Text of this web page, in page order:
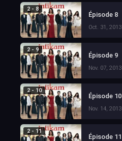
2 - 8
Épisode 8
Oct. 31, 2013
2 - 9
Épisode 9
Nov. 07, 2013
2 - 10
Épisode 10
Nov. 14, 2013
2 - 11
Épisode 11